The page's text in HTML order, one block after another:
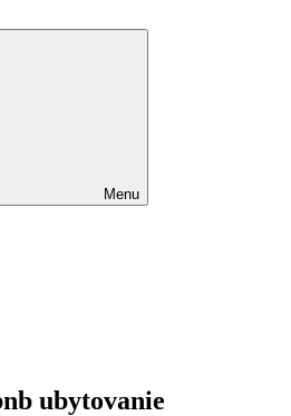
Menu
ubytovanie